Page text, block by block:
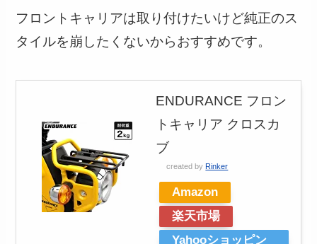
フロントキャリアは取り付けたいけど純正のス
タイルを崩したくないからおすすめです。
ENDURANCE フロン
トキャリア クロスカ
ブ
created by Rinker
Amazon
楽天市場
Yahooショッピン